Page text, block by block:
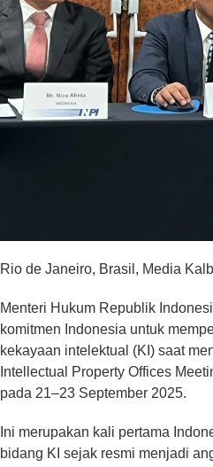
Rio de Janeiro, Brasil, Media
Menteri Hukum Republik
komitmen Indonesia untuk
kekayaan intelektual (KI) saat
Intellectual Property Offices
pada 21–23 September 2025.
Ini merupakan kali pertama
bidang KI sejak resmi menjadi